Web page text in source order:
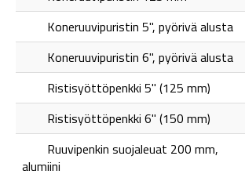
Koneruuvipuristin 5", pyörivä alusta
Koneruuvipuristin 6", pyörivä alusta
Ristisyöttöpenkki 5" (125 mm)
Ristisyöttöpenkki 6" (150 mm)
Ruuvipenkin suojaleuat 200 mm,
alumiini